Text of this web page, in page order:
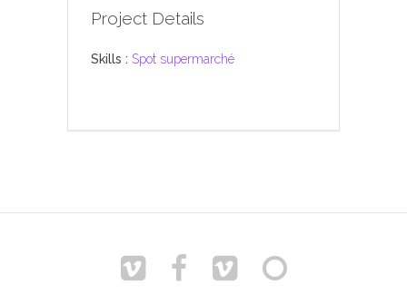
Project Details
Skills : Spot supermarché